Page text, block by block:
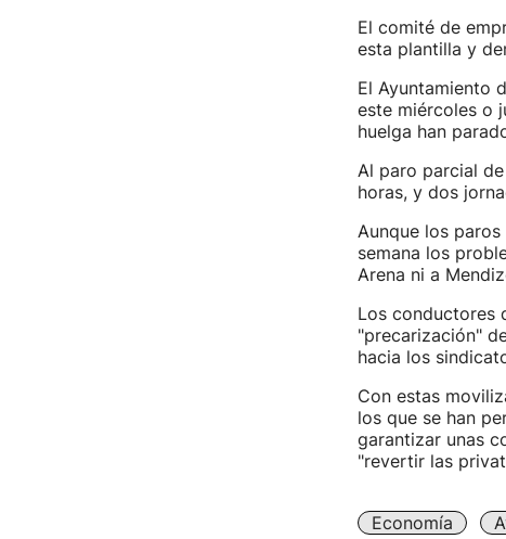
El comité de
esta plantilla y
El Ayuntamiento
este miércoles o
huelga han
Al paro parcial
horas, y dos
Aunque los
semana los
Arena ni a
Los conductores
"precarización"
hacia los
Con estas
los que se han
garantizar unas
"revertir las
Economía